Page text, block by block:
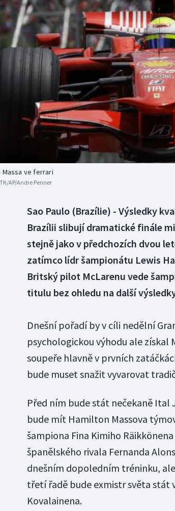
Curling
Dostihy
Florbal
Futsal
Golf
Gymnastika
Massa ve ferrari
AP/Andre Penner
Sao Paulo (Brazílie) - Výsledky
Brazílii slibují dramatické finále
stejně jako v předchozích dvou
zatímco lídr šampionátu Lewis
Britský pilot McLarenu vede
titulu bez ohledu na další
Dnešní pořadí by v cíli nedělní
psychologickou výhodu ale získal
soupeře hlavně v prvních
bude muset snažit vyvarovat
Před ním bude stát nečekaně Ital
bude mít Hamilton Massova
šampiona Fina Kimiho
španělského rivala Fernanda
dnešním dopoledním tréninku, ale
třetí řadě bude exmistr světa stát
Kovalainena.